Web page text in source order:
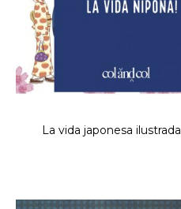
La vida japonesa ilustrada